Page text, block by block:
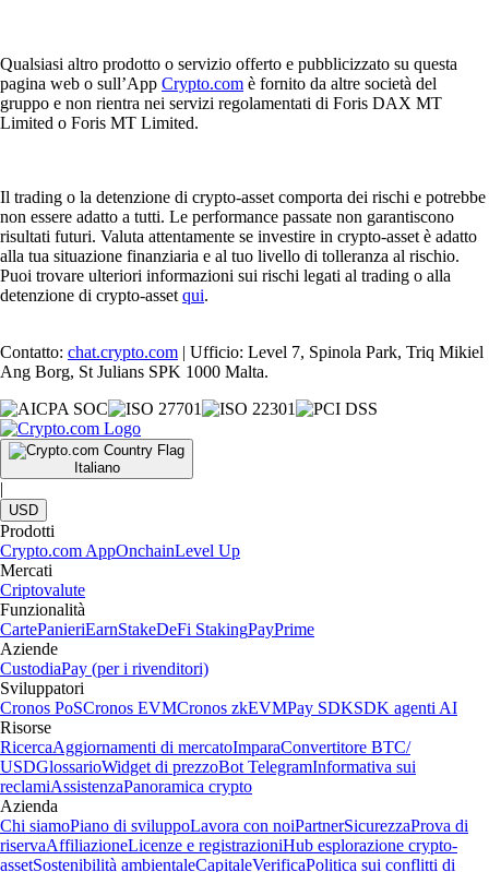
Qualsiasi altro prodotto o servizio offerto e pubblicizzato su questa
pagina web o sull’App Crypto.com è fornito da altre società del
gruppo e non rientra nei servizi regolamentati di Foris DAX MT
Limited o Foris MT Limited.
Il trading o la detenzione di crypto-asset comporta dei rischi e potrebbe
non essere adatto a tutti. Le performance passate non garantiscono
risultati futuri. Valuta attentamente se investire in crypto-asset è adatto
alla tua situazione finanziaria e al tuo livello di tolleranza al rischio.
Puoi trovare ulteriori informazioni sui rischi legati al trading o alla
detenzione di crypto-asset qui.
Contatto: chat.crypto.com | Ufficio: Level 7, Spinola Park, Triq Mikiel
Ang Borg, St Julians SPK 1000 Malta.
Italiano
|
USD
Prodotti
Crypto.com AppOnchainLevel Up
Mercati
Criptovalute
Funzionalità
CartePanieriEarnStakeDeFi StakingPayPrime
Aziende
CustodiaPay (per i rivenditori)
Sviluppatori
Cronos PoSCronos EVMCronos zkEVMPay SDKSDK agenti AI
Risorse
RicercaAggiornamenti di mercatoImparaConvertitore BTC/
USDGlossarioWidget di prezzoBot TelegramInformativa sui
reclamiAssistenzaPanoramica crypto
Azienda
Chi siamoPiano di sviluppoLavora con noiPartnerSicurezzaProva di
riservaAffiliazioneLicenze e registrazioniHub esplorazione crypto-
assetSostenibilità ambientaleCapitaleVerificaPolitica sui conflitti di